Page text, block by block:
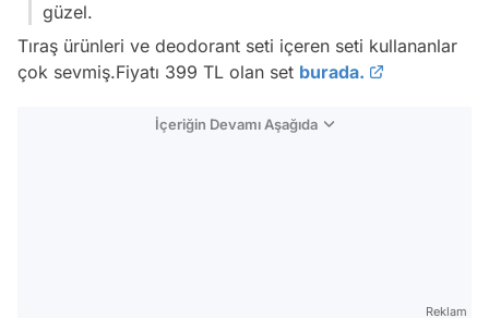
güzel.
Tıraş ürünleri ve deodorant seti içeren seti kullananlar
çok sevmiş.Fiyatı 399 TL olan set burada.
İçeriğin Devamı Aşağıda
Reklam